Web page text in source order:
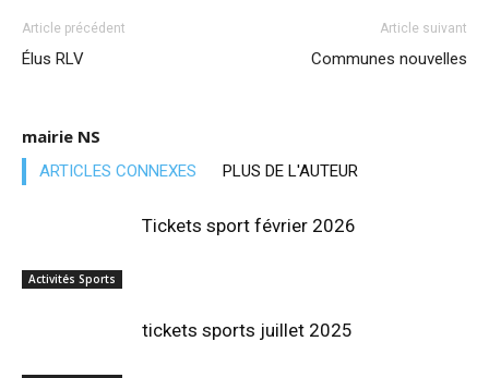
Article précédent
Élus RLV
Article suivant
Communes nouvelles
mairie NS
ARTICLES CONNEXES PLUS DE L'AUTEUR
Activités Sports
Tickets sport février 2026
tickets sports juillet 2025